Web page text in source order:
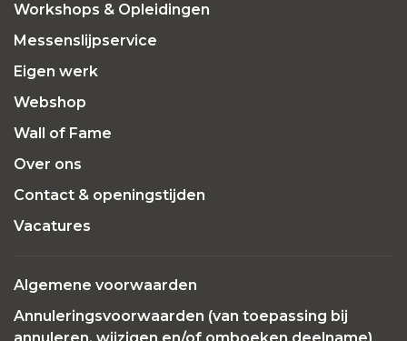
Workshops & Opleidingen
Messenslijpservice
Eigen werk
Webshop
Wall of Fame
Over ons
Contact & openingstijden
Vacatures
Algemene voorwaarden
Annuleringsvoorwaarden (van toepassing bij